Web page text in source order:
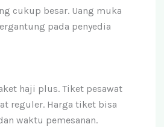
cukup besar. Uang muka
pada penyedia
haji plus. Tiket pesawat
reguler. Harga tiket bisa
waktu pemesanan.